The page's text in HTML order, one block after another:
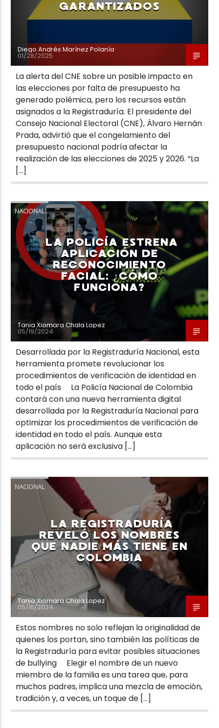
GARANTIZADOS
Diego Andrés Marínez Polanía
01/28/2025
La alerta del CNE sobre un posible impacto en
las elecciones por falta de presupuesto ha
generado polémica, pero los recursos están
asignados a la Registraduría. El presidente del
Consejo Nacional Electoral (CNE), Álvaro Hernán
Prada, advirtió que el congelamiento del
presupuesto nacional podría afectar la
realización de las elecciones de 2025 y 2026. “La
[…]
NACIONAL
LA POLICÍA ESTRENA
APLICACIÓN DE
RECONOCIMIENTO
FACIAL: ¿CÓMO
FUNCIONA?
Tania Xiomara Chala Lopez
05/19/2024
Desarrollada por la Registraduría Nacional, esta
herramienta promete revolucionar los
procedimientos de verificación de identidad en
todo el país La Policía Nacional de Colombia
contará con una nueva herramienta digital
desarrollada por la Registraduría Nacional para
optimizar los procedimientos de verificación de
identidad en todo el país. Aunque esta
aplicación no será exclusiva […]
NACIONAL
LA REGISTRADURÍA
REVELÓ LOS NOMBRES
QUE NADIE MÁS TIENE EN
COLOMBIA
Tania Xiomara Chala Lopez
05/16/2024
Estos nombres no solo reflejan la originalidad de
quienes los portan, sino también las políticas de
la Registraduría para evitar posibles situaciones
de bullying Elegir el nombre de un nuevo
miembro de la familia es una tarea que, para
muchos padres, implica una mezcla de emoción,
tradición y, a veces, un toque de […]